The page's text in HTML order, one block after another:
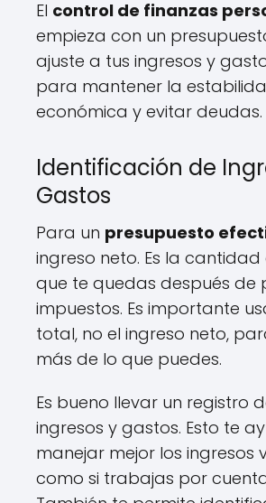
El control de finanzas
empieza con un
ajuste a tus ingresos y
para mantener la
económica y evitar deudas.
Identificación de
Gastos
Para un presupuesto
ingreso neto. Es la
que te quedas después de
impuestos. Es importante
total, no el ingreso neto,
más de lo que puedes.
Es bueno llevar un registro
ingresos y gastos. Esto te
manejar mejor los ingresos
como si trabajas por